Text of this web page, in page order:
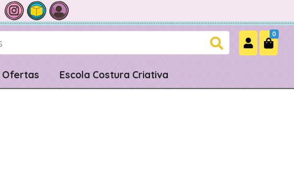
0
Ofertas Escola Costura Criativa